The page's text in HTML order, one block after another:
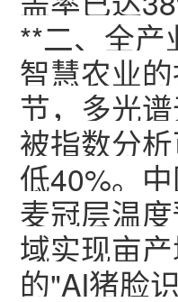
**二、全
智慧农业
节，多光
被指数分
低40%。
麦冠层温
域实现亩
的"AI猪脸